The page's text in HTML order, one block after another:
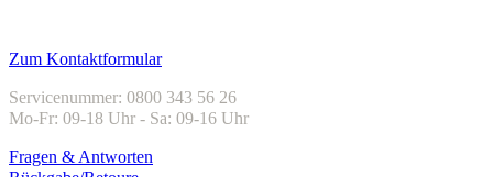
Zum Kontaktformular
Servicenummer: 0800 343 56 26
Mo-Fr: 09-18 Uhr - Sa: 09-16 Uhr
Fragen & Antworten